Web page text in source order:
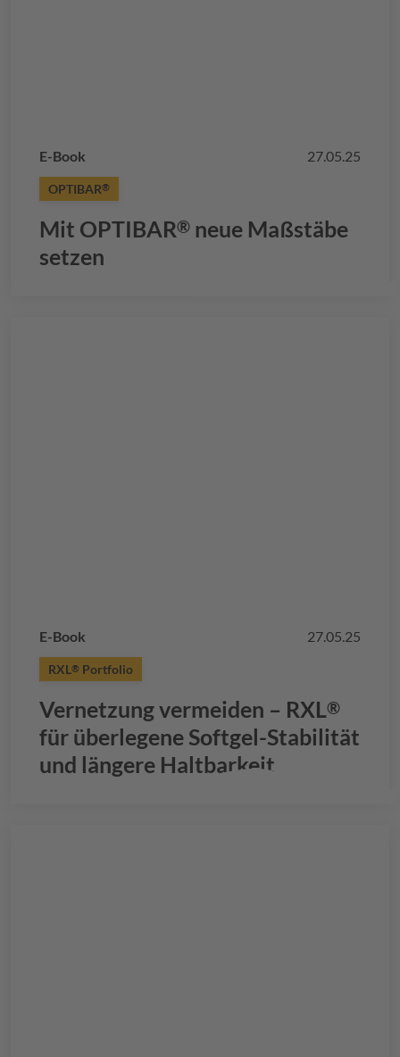
E-Book 27.05.25
OPTIBAR®
Mit OPTIBAR® neue Maßstäbe
setzen
E-Book 27.05.25
RXL® Portfolio
Vernetzung vermeiden – RXL®
für überlegene Softgel-Stabilität
und längere Haltbarkeit